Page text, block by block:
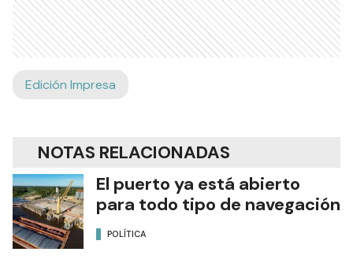
Edición Impresa
NOTAS RELACIONADAS
El puerto ya está abierto
para todo tipo de navegación
POLÍTICA